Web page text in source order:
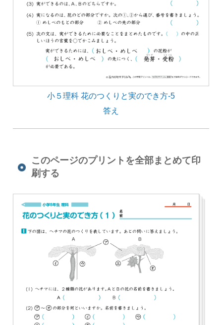
小５理科 花のつくりと実のでき方-5
答え
このページのプリントを全部まとめて印
刷する